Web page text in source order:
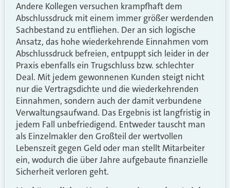
Andere Kollegen versuchen krampfhaft dem
Abschlussdruck mit einem immer größer werdenden
Sachbestand zu entfliehen. Der an sich logische
Ansatz, das hohe wiederkehrende Einnahmen vom
Abschlussdruck befreien, entpuppt sich leider in der
Praxis ebenfalls ein Trugschluss bzw. schlechter
Deal. Mit jedem gewonnenen Kunden steigt nicht
nur die Vertragsdichte und die wiederkehrenden
Einnahmen, sondern auch der damit verbundene
Verwaltungsaufwand. Das Ergebnis ist langfristig in
jedem Fall unbefriedigend. Entweder tauscht man
als Einzelmakler den Großteil der wertvollen
Lebenszeit gegen Geld oder man stellt Mitarbeiter
ein, wodurch die über Jahre aufgebaute finanzielle
Sicherheit verloren geht.